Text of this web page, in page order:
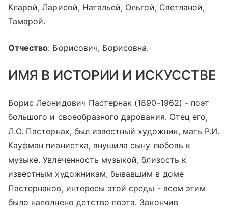
Кларой, Ларисой, Натальей, Ольгой, Светланой,
Тамарой.
Отчество: Борисович, Борисовна.
ИМЯ В ИСТОРИИ И ИСКУССТВЕ
Борис Леонидович Пастернак (1890-1962) - поэт
большого и своеобразного дарования. Отец его,
Л.О. Пастернак, был известный художник, мать Р.И.
Кауфман пианистка, внушила сыну любовь к
музыке. Увлеченность музыкой, близость к
известным художникам, бывавшим в доме
Пастернаков, интересы этой среды - всем этим
было наполнено детство поэта. Закончив